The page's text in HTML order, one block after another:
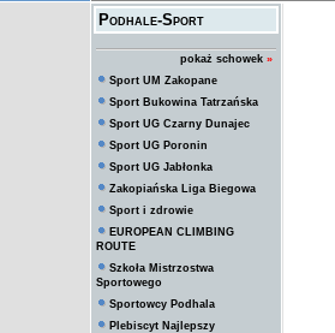
Podhale-Sport
pokaż schowek »
Sport UM Zakopane
Sport Bukowina Tatrzańska
Sport UG Czarny Dunajec
Sport UG Poronin
Sport UG Jabłonka
Zakopiańska Liga Biegowa
Sport i zdrowie
EUROPEAN CLIMBING
ROUTE
Szkoła Mistrzostwa
Sportowego
Sportowcy Podhala
Plebiscyt Najlepszy